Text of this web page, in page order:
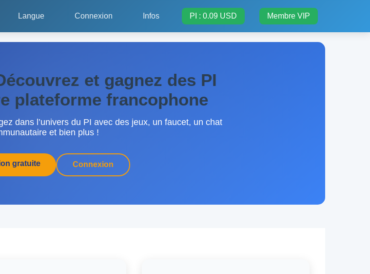
Langue Connexion Infos PI : 0.09 USD Membre VIP
et gagnez des PI
plateforme francophone
dans l’univers du PI avec des jeux, un faucet, un chat
et bien plus !
gratuite Connexion